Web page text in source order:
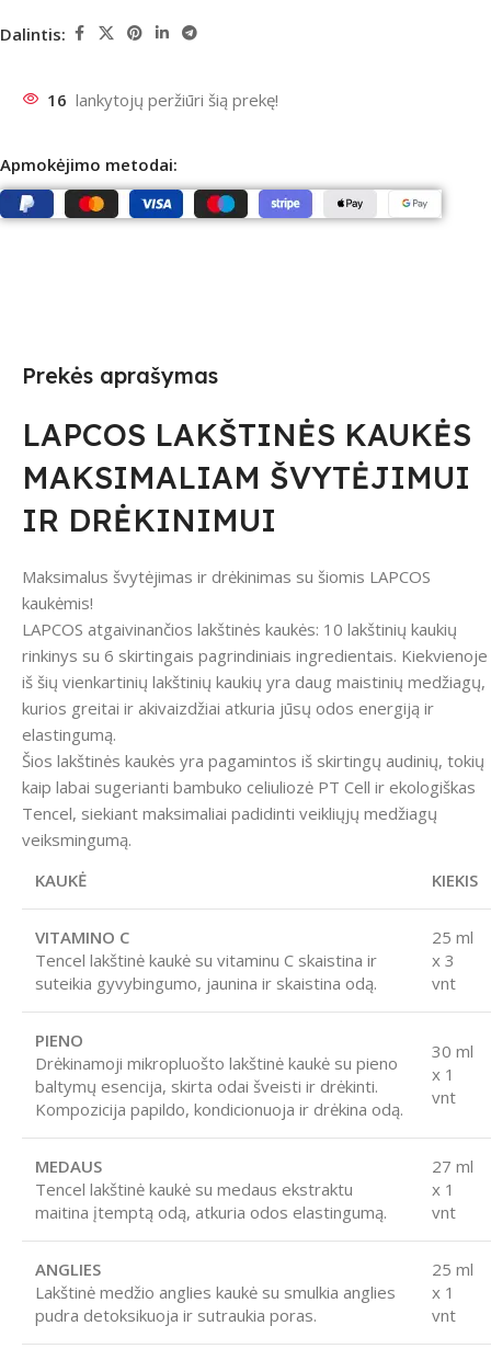
Dalintis:
16 lankytojų peržiūri šią prekę!
Apmokėjimo metodai:
Prekės aprašymas
LAPCOS LAKŠTINĖS KAUKĖS
MAKSIMALIAM ŠVYTĖJIMUI
IR DRĖKINIMUI
Maksimalus švytėjimas ir drėkinimas su šiomis LAPCOS
kaukėmis!
LAPCOS atgaivinančios lakštinės kaukės: 10 lakštinių kaukių
rinkinys su 6 skirtingais pagrindiniais ingredientais. Kiekvienoje
iš šių vienkartinių lakštinių kaukių yra daug maistinių medžiagų,
kurios greitai ir akivaizdžiai atkuria jūsų odos energiją ir
elastingumą.
Šios lakštinės kaukės yra pagamintos iš skirtingų audinių, tokių
kaip labai sugerianti bambuko celiuliozė PT Cell ir ekologiškas
Tencel, siekiant maksimaliai padidinti veikliųjų medžiagų
veiksmingumą.
KAUKĖ
KIEKIS
VITAMINO C
Tencel lakštinė kaukė su vitaminu C skaistina ir
suteikia gyvybingumo, jaunina ir skaistina odą.
25 ml
x 3
vnt
PIENO
Drėkinamoji mikropluošto lakštinė kaukė su pieno
baltymų esencija, skirta odai šveisti ir drėkinti.
Kompozicija papildo, kondicionuoja ir drėkina odą.
30 ml
x 1
vnt
MEDAUS
Tencel lakštinė kaukė su medaus ekstraktu
maitina įtemptą odą, atkuria odos elastingumą.
27 ml
x 1
vnt
ANGLIES
Lakštinė medžio anglies kaukė su smulkia anglies
pudra detoksikuoja ir sutraukia poras.
25 ml
x 1
vnt